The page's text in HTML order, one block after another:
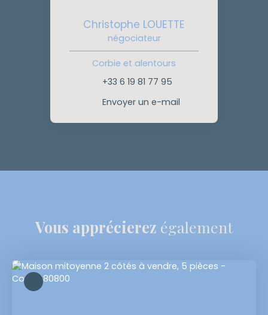
Christophe LOUETTE
négociateur
Corbie et alentours
+33 6 19 81 77 95
Envoyer un e-mail
Vous apprécierez également